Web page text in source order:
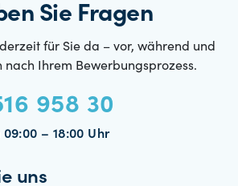
Sie Fragen
für Sie da – vor, während und
nach Ihrem Bewerbungsprozess.
958 30
– 18:00 Uhr
uns